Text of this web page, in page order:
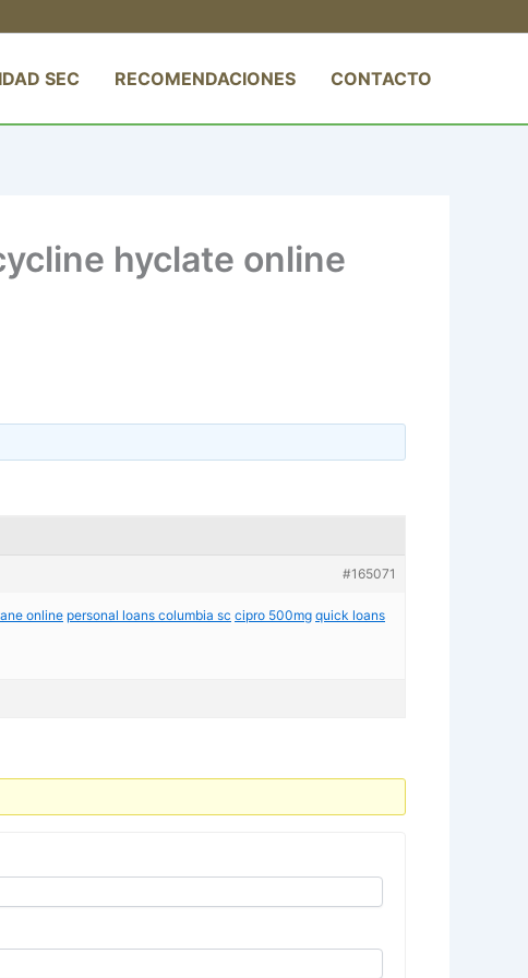
SEC RECOMENDACIONES CONTACTO
hyclate online
#165071
online personal loans columbia sc cipro 500mg quick loans